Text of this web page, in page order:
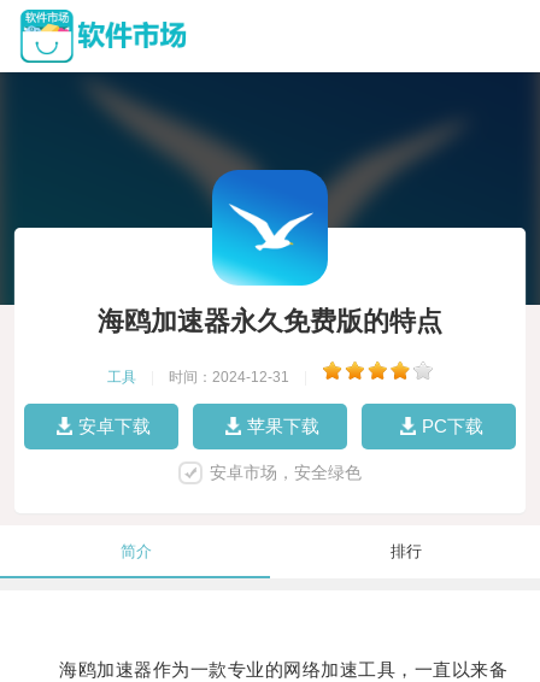
海鸥加速器永久免费版的特点
工具 时间：2024-12-31
安卓下载 苹果下载 PC下载
安卓市场，安全绿色
简介 排行
海鸥加速器作为一款专业的网络加速工具，一直以来备